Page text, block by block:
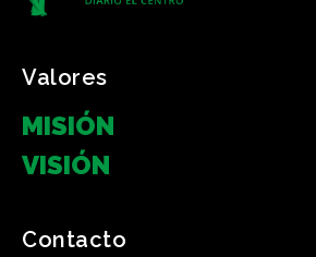
Valores
MISIÓN
VISIÓN
Contacto